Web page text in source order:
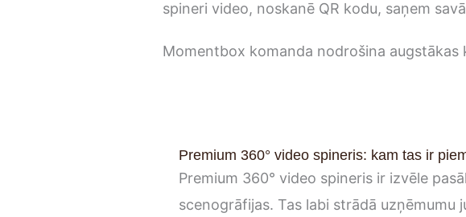
spineri video, noskanē QR kodu, saņem
Momentbox komanda nodrošina
Premium 360° video spineris: kam tas ir
Premium 360° video spineris ir izvēle
scenogrāfijas. Tas labi strādā uzņēmumu